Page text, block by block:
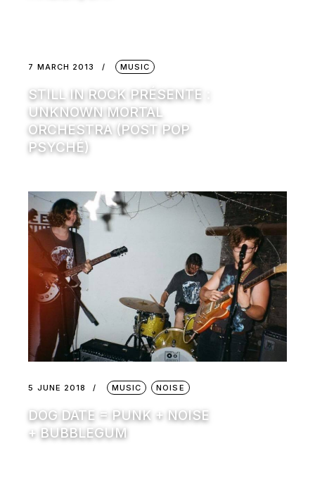
7 MARCH 2013 MUSIC
STILL IN ROCK PRÉSENTE :
UNKNOWN MORTAL
ORCHESTRA (POST POP
PSYCHÉ)
5 JUNE 2018 MUSIC NOISE
DOG DATE = PUNK + NOISE
+ BUBBLEGUM